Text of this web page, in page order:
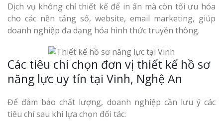
Dịch vụ không chỉ thiết kế để in ấn mà còn tối ưu hóa
cho các nền tảng số, website, email marketing, giúp
doanh nghiệp đa dạng hóa hình thức truyền thông.
Các tiêu chí chọn đơn vị thiết kế hồ sơ
năng lực uy tín tại Vinh, Nghệ An
Để đảm bảo chất lượng, doanh nghiệp cần lưu ý các
tiêu chí sau khi lựa chọn đối tác: